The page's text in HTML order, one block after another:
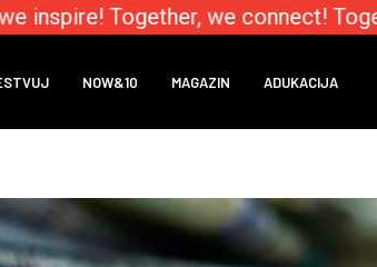
Together, we connect!
NOW&10 MAGAZIN ADUKACIJA